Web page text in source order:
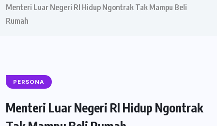
Menteri Luar Negeri RI Hidup Ngontrak Tak Mampu Beli
Rumah
PERSONA
Menteri Luar Negeri RI Hidup Ngontrak